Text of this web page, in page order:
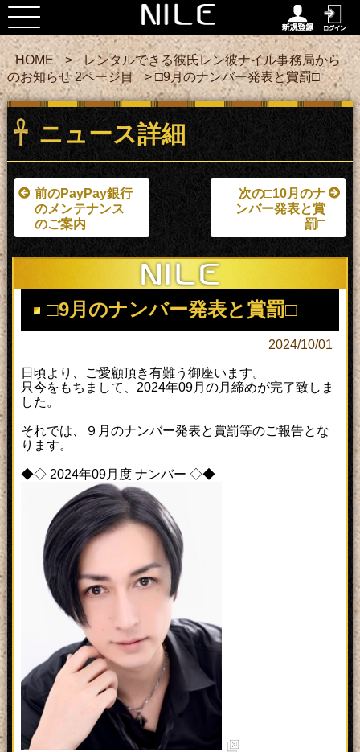
HOME > レンタルできる彼氏レン彼ナイル事務局から
のお知らせ 2ページ目
> □9月のナンバー発表と賞罰□
ニュース詳細
前のPayPay銀行
のメンテナンス
のご案内
次の□10月のナ
ンバー発表と賞
罰□
□9月のナンバー発表と賞罰□
2024/10/01
日頃より、ご愛顧頂き有難う御座います。
只今をもちまして、2024年09月の月締めが完了致しま
した。
それでは、９月のナンバー発表と賞罰等のご報告とな
ります。
◆◇ 2024年09月度 ナンバー ◇◆